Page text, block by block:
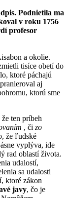
Podnietila ma
v roku 1756
profesor
a okolie.
tisíce obetí do
ktoré páchajú
aj
ktorú sme
ten príbeh
, či zo
že ľudské
vyplýva, ide
rad oblastí života.
udalostí,
sa udalosti
ktoré zákon
javy, čo je